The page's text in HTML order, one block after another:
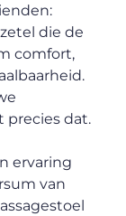
die de
comfort,
precies dat.
ervaring
van